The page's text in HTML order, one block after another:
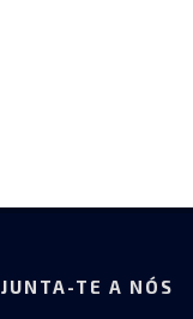
JUNTA-TE A NÓS